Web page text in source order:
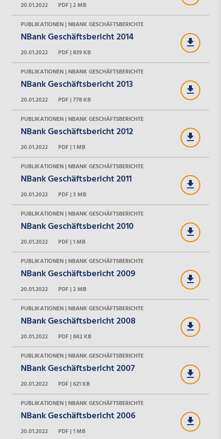
20.01.2022
PDF | 2 MB
PUBLIKATIONEN | NBANK GESCHÄFTSBERICHTE
NBank Geschäftsbericht 2014
20.01.2022
PDF | 839 KB
PUBLIKATIONEN | NBANK GESCHÄFTSBERICHTE
NBank Geschäftsbericht 2013
20.01.2022
PDF | 778 KB
PUBLIKATIONEN | NBANK GESCHÄFTSBERICHTE
NBank Geschäftsbericht 2012
20.01.2022
PDF | 1 MB
PUBLIKATIONEN | NBANK GESCHÄFTSBERICHTE
NBank Geschäftsbericht 2011
20.01.2022
PDF | 3 MB
PUBLIKATIONEN | NBANK GESCHÄFTSBERICHTE
NBank Geschäftsbericht 2010
20.01.2022
PDF | 1 MB
PUBLIKATIONEN | NBANK GESCHÄFTSBERICHTE
NBank Geschäftsbericht 2009
20.01.2022
PDF | 2 MB
PUBLIKATIONEN | NBANK GESCHÄFTSBERICHTE
NBank Geschäftsbericht 2008
20.01.2022
PDF | 842 KB
PUBLIKATIONEN | NBANK GESCHÄFTSBERICHTE
NBank Geschäftsbericht 2007
20.01.2022
PDF | 621 KB
PUBLIKATIONEN | NBANK GESCHÄFTSBERICHTE
NBank Geschäftsbericht 2006
20.01.2022
PDF | 1 MB